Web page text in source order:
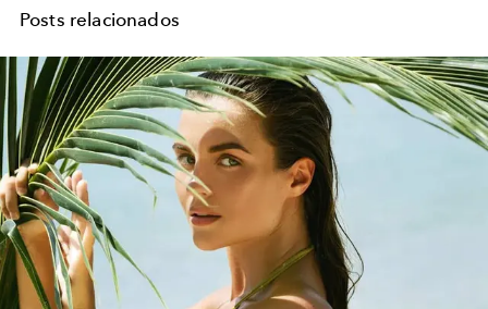
Posts relacionados